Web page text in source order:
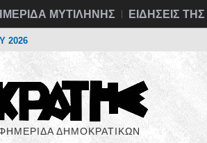
ΜΥΤΙΛΗΝΗΣ ΕΙΔΗΣΕΙΣ
2026
ΔΗΜΟΚΡΑΤΙΚΩΝ